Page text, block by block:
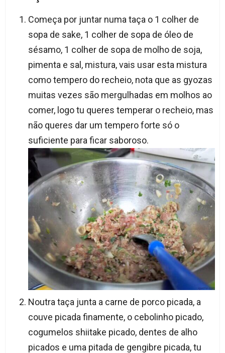
Começa por juntar numa taça o 1 colher de
sopa de sake, 1 colher de sopa de óleo de
sésamo, 1 colher de sopa de molho de soja,
pimenta e sal, mistura, vais usar esta mistura
como tempero do recheio, nota que as gyozas
muitas vezes são mergulhadas em molhos ao
comer, logo tu queres temperar o recheio, mas
não queres dar um tempero forte só o
suficiente para ficar saboroso.
Noutra taça junta a carne de porco picada, a
couve picada finamente, o cebolinho picado,
cogumelos shiitake picado, dentes de alho
picados e uma pitada de gengibre picada, tu